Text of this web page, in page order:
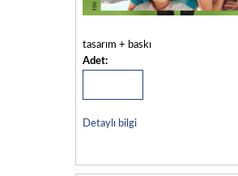
tasarım + baskı
Adet:
Detaylı bilgi